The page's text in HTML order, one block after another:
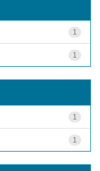
1
1
1
1